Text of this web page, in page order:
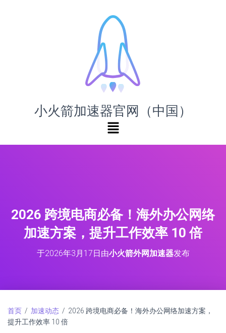
小火箭加速器官网（中国）
2026 跨境电商必备！海外办公网络
加速方案，提升工作效率 10 倍
于2026年3月17日 由小火箭外网加速器发布
首页 / 加速动态 / 2026 跨境电商必备！海外办公网络加速方案，
提升工作效率 10 倍